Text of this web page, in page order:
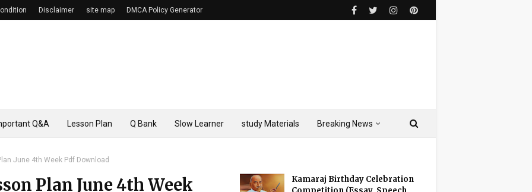
Disclaimer site map DMCA Policy Generator
Q&A Lesson Plan Q Bank Slow Learner study Materials Breaking News
June 4th Week Pdf Download
Plan June 4th Week
Kamaraj Birthday Celebration